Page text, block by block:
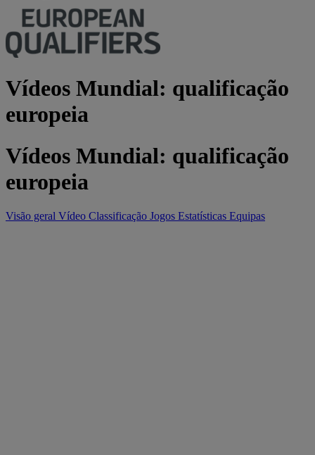
Vídeos Mundial: qualificação
europeia
Vídeos Mundial: qualificação
europeia
Visão geral Vídeo Classificação Jogos Estatísticas Equipas